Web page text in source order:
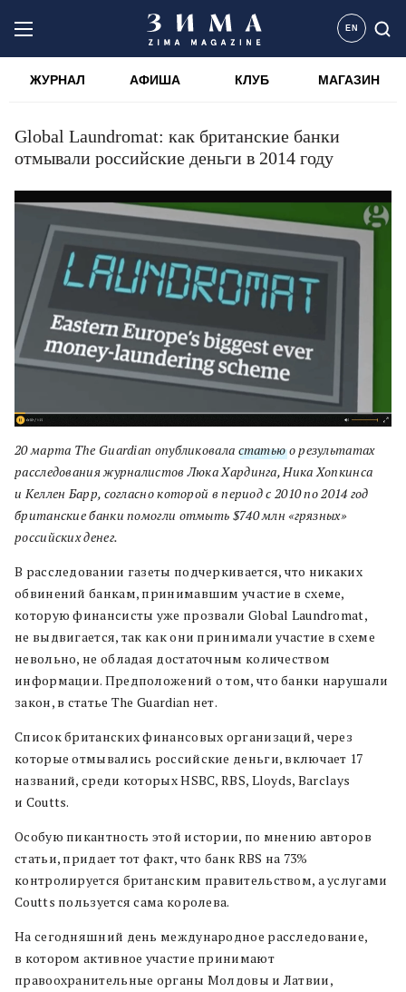
EN
ЖУРНАЛ АФИША КЛУБ МАГАЗИН
Global Laundromat: как британские банки
отмывали российские деньги в 2014 году
20 марта The Guardian опубликовала статьюо результатах
расследования журналистов Люка Хардинга, Ника Хопкинса
и Келлен Барр, согласно которой в период с 2010 по 2014 год
британские банки помогли отмыть $740 млн «грязных»
российских денег.
В расследовании газеты подчеркивается, что никаких
обвинений банкам, принимавшим участие в схеме,
которую финансисты уже прозвали Global Laundromat,
не выдвигается, так как они принимали участие в схеме
невольно, не обладая достаточным количеством
информации. Предположений о том, что банки нарушали
закон, в статье The Guardian нет.
Список британских финансовых организаций, через
которые отмывались российские деньги, включает 17
названий, среди которых HSBC, RBS, Lloyds, Barclays
и Coutts.
Особую пикантность этой истории, по мнению авторов
статьи, придает тот факт, что банк RBS на 73%
контролируется британским правительством, а услугами
Coutts пользуется сама королева.
На сегодняшний день международное расследование,
в котором активное участие принимают
правоохранительные органы Молдовы и Латвии,